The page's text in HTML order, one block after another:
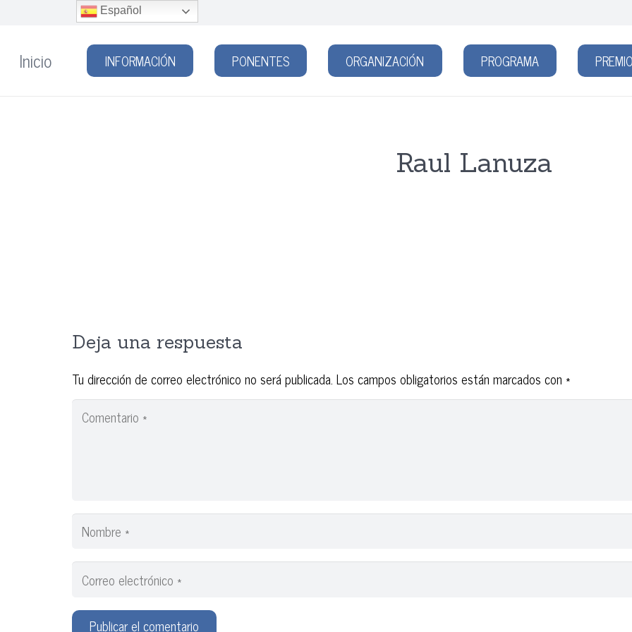
Inicio INFORMACIÓN PONENTES ORGANIZACIÓN PROGRAMA
Raul Lanuza
Deja una respuesta
Tu dirección de correo electrónico no será publicada. Los campos obligatorios están marcados con *
Publicar el comentario
Español